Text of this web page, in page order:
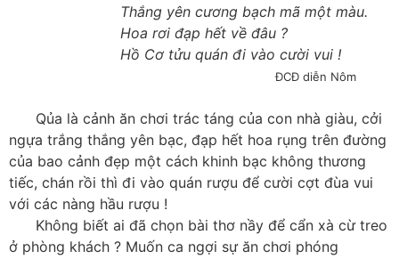
Thắng yên cương bạch mã một màu.
Hoa rơi đạp hết về đâu ?
Hồ Cơ tửu quán đi vào cười vui !
ĐCĐ diễn Nôm
Qủa là cảnh ăn chơi trác táng của con nhà giàu, cởi
ngựa trắng thắng yên bạc, đạp hết hoa rụng trên đường
của bao cảnh đẹp một cách khinh bạc không thương
tiếc, chán rồi thì đi vào quán rượu để cười cợt đùa vui
với các nàng hầu rượu !
Không biết ai đã chọn bài thơ nầy để cẩn xà cừ treo
ở phòng khách ? Muốn ca ngợi sự ăn chơi phóng